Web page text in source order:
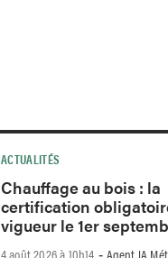
ACTUALITÉS
Chauffage au bois : la
certification
vigueur le 1er